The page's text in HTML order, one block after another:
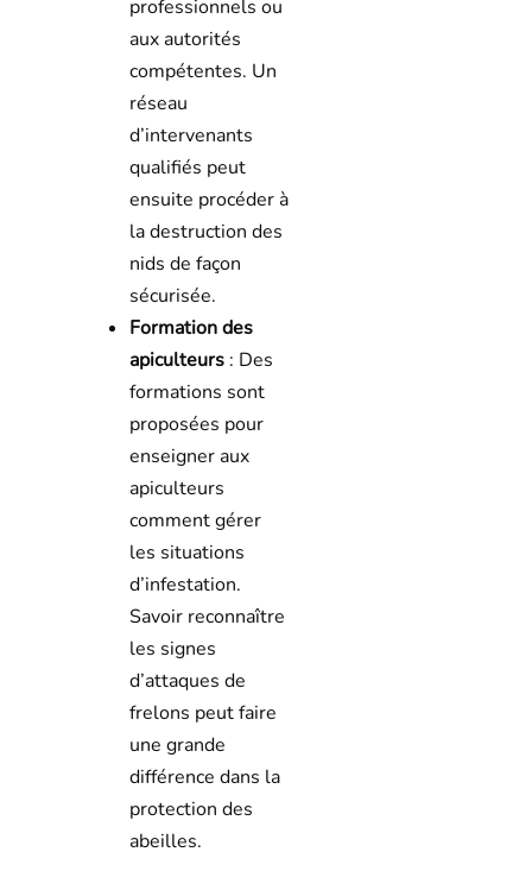
professionnels ou
aux autorités
compétentes. Un
réseau
d’intervenants
qualifiés peut
ensuite procéder à
la destruction des
nids de façon
sécurisée.
Formation des
apiculteurs: Des
formations sont
proposées pour
enseigner aux
apiculteurs
comment gérer
les situations
d’infestation.
Savoir reconnaître
les signes
d’attaques de
frelons peut faire
une grande
différence dans la
protection des
abeilles.